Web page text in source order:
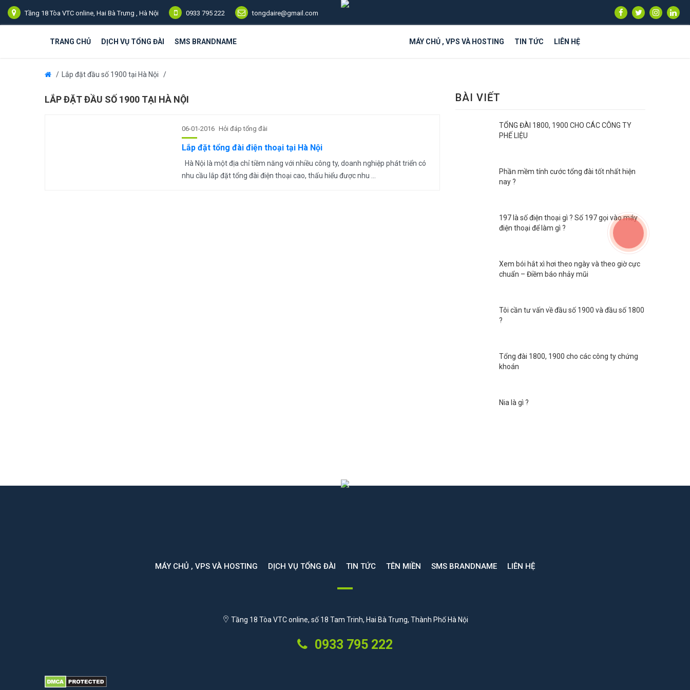
Tầng 18 Tòa VTC online, Hai Bà Trưng , Hà Nội 0933 795 222 tongdaire@gmail.com
TRANG CHỦ DỊCH VỤ TỔNG ĐÀI SMS BRANDNAME MÁY CHỦ , VPS VÀ HOSTING TIN TỨC LIÊN HỆ
Lắp đặt đầu số 1900 tại Hà Nội
LẮP ĐẶT ĐẦU SỐ 1900 TẠI HÀ NỘI
06-01-2016 Hỏi đáp tổng đài
Lắp đặt tổng đài điện thoại tại Hà Nội
Hà Nội là một địa chỉ tiềm năng với nhiều công ty, doanh nghiệp phát triển có
nhu cầu lắp đặt tổng đài điện thoại cao, thấu hiểu được nhu ...
BÀI VIẾT
TỔNG ĐÀI 1800, 1900 CHO CÁC CÔNG TY
PHẾ LIỆU
Phần mềm tính cước tổng đài tốt nhất hiện
nay ?
197 là số điện thoại gì ? Số 197 gọi vào máy
điện thoại để làm gì ?
Xem bói hắt xì hơi theo ngày và theo giờ cực
chuẩn – Điềm báo nhảy mũi
Tôi cần tư vấn về đầu số 1900 và đầu số 1800
?
Tổng đài 1800, 1900 cho các công ty chứng
khoán
Nia là gì ?
MÁY CHỦ , VPS VÀ HOSTING DỊCH VỤ TỔNG ĐÀI TIN TỨC TÊN MIỀN SMS BRANDNAME LIÊN HỆ
Tầng 18 Tòa VTC online, số 18 Tam Trinh, Hai Bà Trưng, Thành Phố Hà Nội
0933 795 222